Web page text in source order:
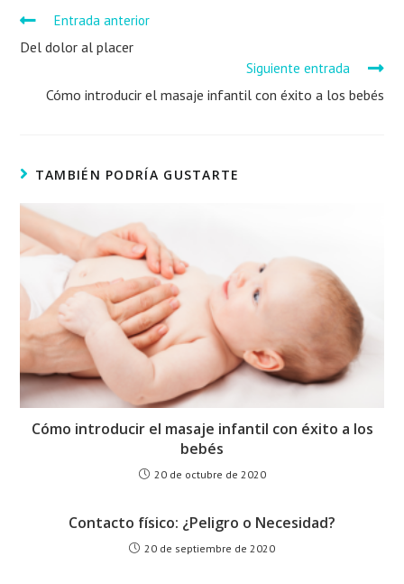
Entrada anterior
Del dolor al placer
Siguiente entrada
Cómo introducir el masaje infantil con éxito a los bebés
TAMBIÉN PODRÍA GUSTARTE
Cómo introducir el masaje infantil con éxito a los
bebés
20 de octubre de 2020
Contacto físico: ¿Peligro o Necesidad?
20 de septiembre de 2020